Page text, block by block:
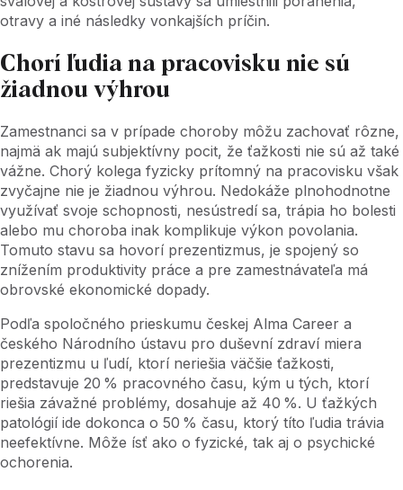
otravy a iné následky vonkajších príčin.
Chorí ľudia na pracovisku nie sú
žiadnou výhrou
Zamestnanci sa v prípade choroby môžu zachovať rôzne,
najmä ak majú subjektívny pocit, že ťažkosti nie sú až také
vážne. Chorý kolega fyzicky prítomný na pracovisku však
zvyčajne nie je žiadnou výhrou. Nedokáže plnohodnotne
využívať svoje schopnosti, nesústredí sa, trápia ho bolesti
alebo mu choroba inak komplikuje výkon povolania.
Tomuto stavu sa hovorí prezentizmus, je spojený so
znížením produktivity práce a pre zamestnávateľa má
obrovské ekonomické dopady.
Podľa spoločného prieskumu českej Alma Career a
českého Národního ústavu pro duševní zdraví miera
prezentizmu u ľudí, ktorí neriešia väčšie ťažkosti,
predstavuje 20 % pracovného času, kým u tých, ktorí
riešia závažné problémy, dosahuje až 40 %. U ťažkých
patológií ide dokonca o 50 % času, ktorý títo ľudia trávia
neefektívne. Môže ísť ako o fyzické, tak aj o psychické
ochorenia.